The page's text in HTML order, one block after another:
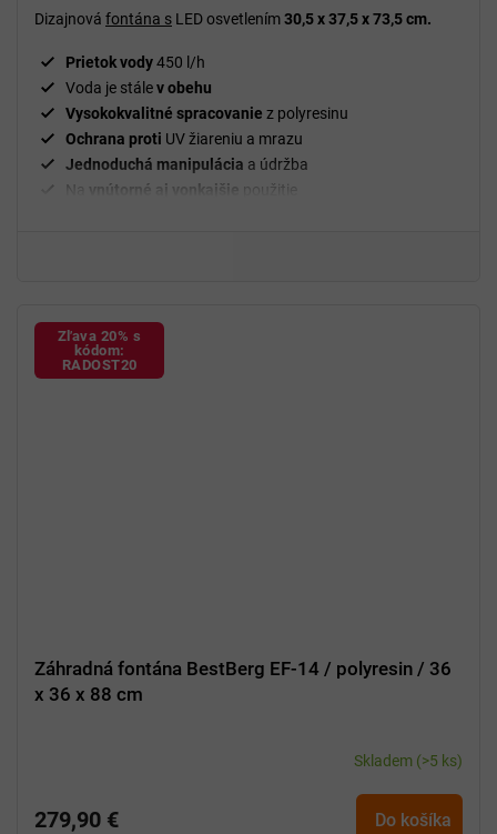
Dizajnová fontána s LED osvetlením30,5 x 37,5 x 73,5 cm.
Prietok vody450 l/h
Voda je stálev obehu
Vysokokvalitné spracovanie z polyresinu
Ochrana proti UV žiareniu a mrazu
Jednoduchá manipulácia a údržba
Na vnútorné aj vonkajšie použitie
Zľava 20% s
kódom:
RADOST20
Záhradná fontána BestBerg EF-14 / polyresin / 36
x 36 x 88 cm
Skladem (>5 ks)
279,90 € Do košíka